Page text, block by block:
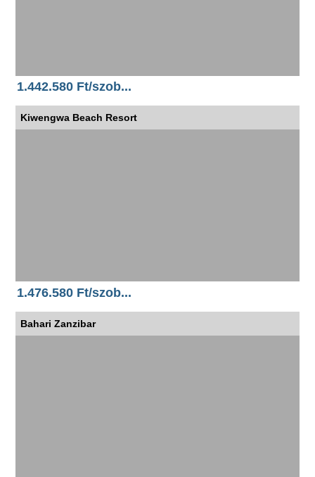
1.442.580 Ft/szob...
Kiwengwa Beach Resort
1.476.580 Ft/szob...
Bahari Zanzibar